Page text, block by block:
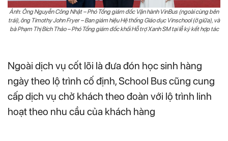
Ảnh: Ông Nguyễn Công Nhật – Phó Tổng giám đốc Vận hành VinBus (ngoài cùng bên
trái), ông Timothy John Fryer – Ban giám hiệu Hệ thống Giáo dục Vinschool (ở giữa), và
bà Phạm Thị Bích Thảo – Phó Tổng giám đốc khối Hỗ trợ Xanh SM tại lễ ký kết hợp tác
Ngoài dịch vụ cốt lõi là đưa đón học sinh hàng
ngày theo lộ trình cố định, School Bus cũng cung
cấp dịch vụ chở khách theo đoàn với lộ trình linh
hoạt theo nhu cầu của khách hàng